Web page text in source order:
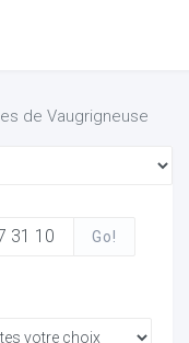
de Vaugrigneuse
Go!